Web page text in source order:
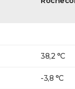
38,2 °C
-3,8 °C